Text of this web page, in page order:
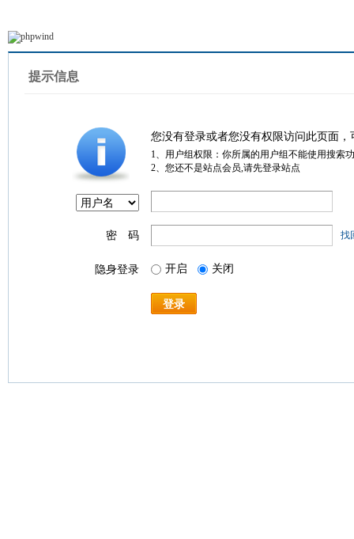
提示信息
您没有登录或者您没有权限访问此页面
1、用户组权限：你所属的用户组不能使用搜索
2、您还不是站点会员,请先登录站点
密 码 找
隐身登录 开启 关闭
登录